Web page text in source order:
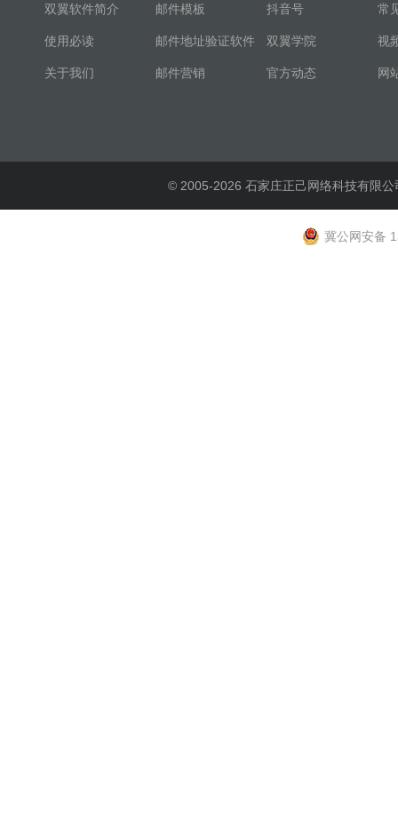
双翼软件简介
使用必读
关于我们
邮件模板
邮件地址验证软件
邮件营销
抖音号
双翼学院
官方动态
常
视
网
© 2005-2026 石家庄正己网络科技有限
冀公网安备